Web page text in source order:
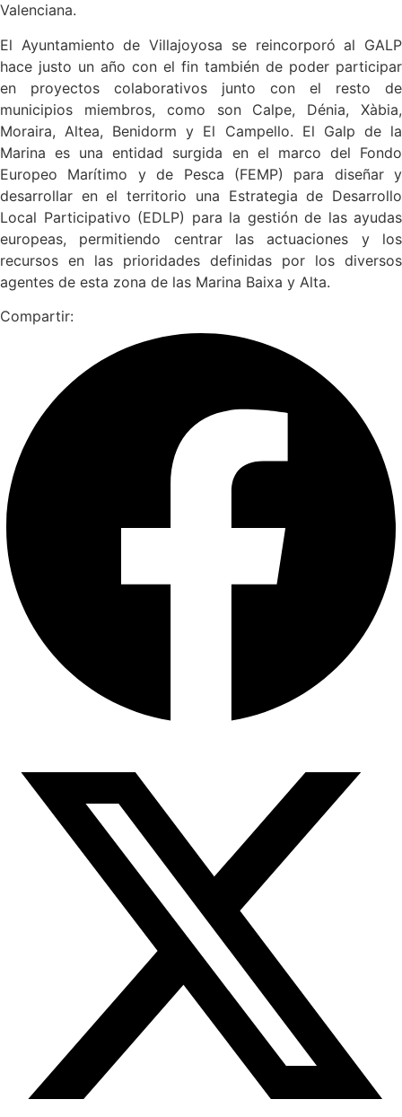
Valenciana.
El Ayuntamiento de Villajoyosa se reincorporó al GALP
hace justo un año con el fin también de poder participar
en proyectos colaborativos junto con el resto de
municipios miembros, como son Calpe, Dénia, Xàbia,
Moraira, Altea, Benidorm y El Campello. El Galp de la
Marina es una entidad surgida en el marco del Fondo
Europeo Marítimo y de Pesca (FEMP) para diseñar y
desarrollar en el territorio una Estrategia de Desarrollo
Local Participativo (EDLP) para la gestión de las ayudas
europeas, permitiendo centrar las actuaciones y los
recursos en las prioridades definidas por los diversos
agentes de esta zona de las Marina Baixa y Alta.
Compartir: